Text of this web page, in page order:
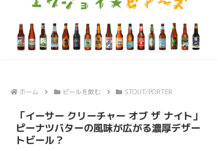
ホーム ビールを飲む STOUT/PORTER
「イーサー クリーチャー オブ ザ ナイト」
ピーナツバターの風味が広がる濃厚デザー
トビール？